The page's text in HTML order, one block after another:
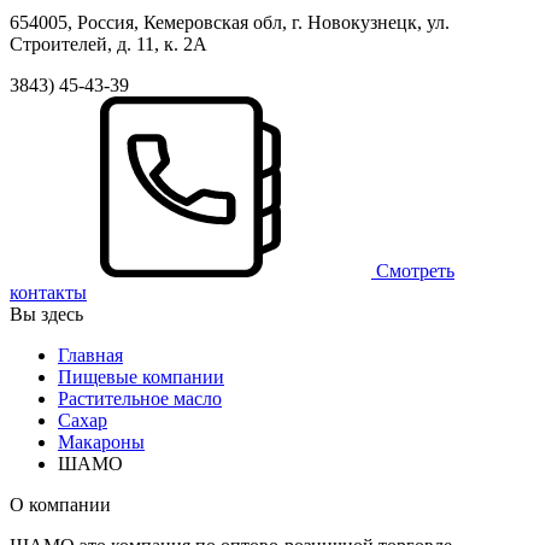
654005, Россия, Кемеровская обл, г. Новокузнецк, ул.
Строителей, д. 11, к. 2А
3843) 45-43-39
Смотреть
контакты
Вы здесь
Главная
Пищевые компании
Растительное масло
Сахар
Макароны
ШАМО
О компании